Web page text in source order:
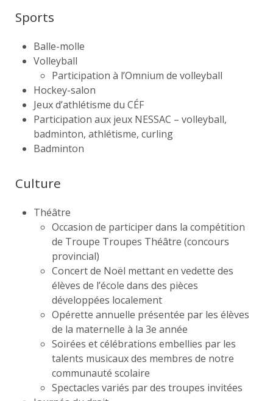
Sports
Balle-molle
Volleyball
Participation à l’Omnium de volleyball
Hockey-salon
Jeux d’athlétisme du CÉF
Participation aux jeux NESSAC – volleyball,
badminton, athlétisme, curling
Badminton
Culture
Théâtre
Occasion de participer dans la compétition
de Troupe Troupes Théâtre (concours
provincial)
Concert de Noël mettant en vedette des
élèves de l’école dans des pièces
développées localement
Opérette annuelle présentée par les élèves
de la maternelle à la 3e année
Soirées et célébrations embellies par les
talents musicaux des membres de notre
communauté scolaire
Spectacles variés par des troupes invitées